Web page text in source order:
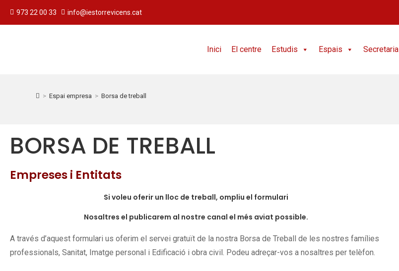
973 22 00 33 info@iestorrevicens.cat
Inici El centre Estudis Espais Secretaria
> Espai empresa > Borsa de treball
BORSA DE TREBALL
Empreses i Entitats
Si voleu oferir un lloc de treball, ompliu el formulari
Nosaltres el publicarem al nostre canal el més aviat possible.
A través d’aquest formulari us oferim el servei gratuït de la nostra Borsa de Treball de les nostres famílies
professionals, Sanitat, Imatge personal i Edificació i obra civil. Podeu adreçar-vos a nosaltres per telèfon.